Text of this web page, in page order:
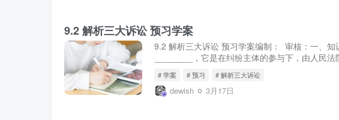
9.2 解析三大诉讼 预习学案
9.2 解析三大诉讼 预习学案编制： 审核：一、
________，它是在纠纷主体的参与下，由人民
# 学案 # 预习 # 解析三大诉讼
dewish 3月17日